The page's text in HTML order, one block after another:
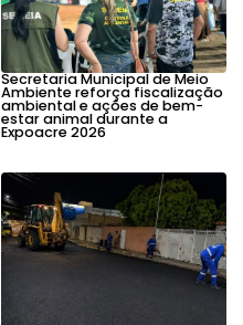
Secretaria Municipal de Meio
Ambiente reforça fiscalização
ambiental e ações de bem-
estar animal durante a
Expoacre 2026